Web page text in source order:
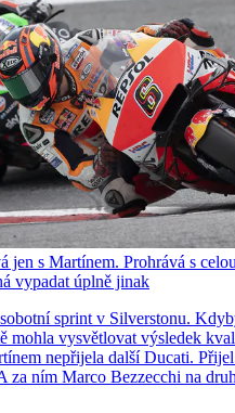
jen s Martínem. Prohrává s
vypadat úplně jinak
sprint v Silverstonu.
mohla vysvětlovat výsledek
nepřijela další Ducati.
za ním Marco Bezzecchi na